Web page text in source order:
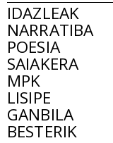
IDAZLEAK
NARRATIBA
POESIA
SAIAKERA
MPK
LISIPE
GANBILA
BESTERIK